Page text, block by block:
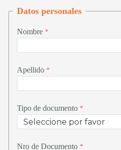
Datos personales
Nombre
Apellido
Tipo de documento
Nro de Documento